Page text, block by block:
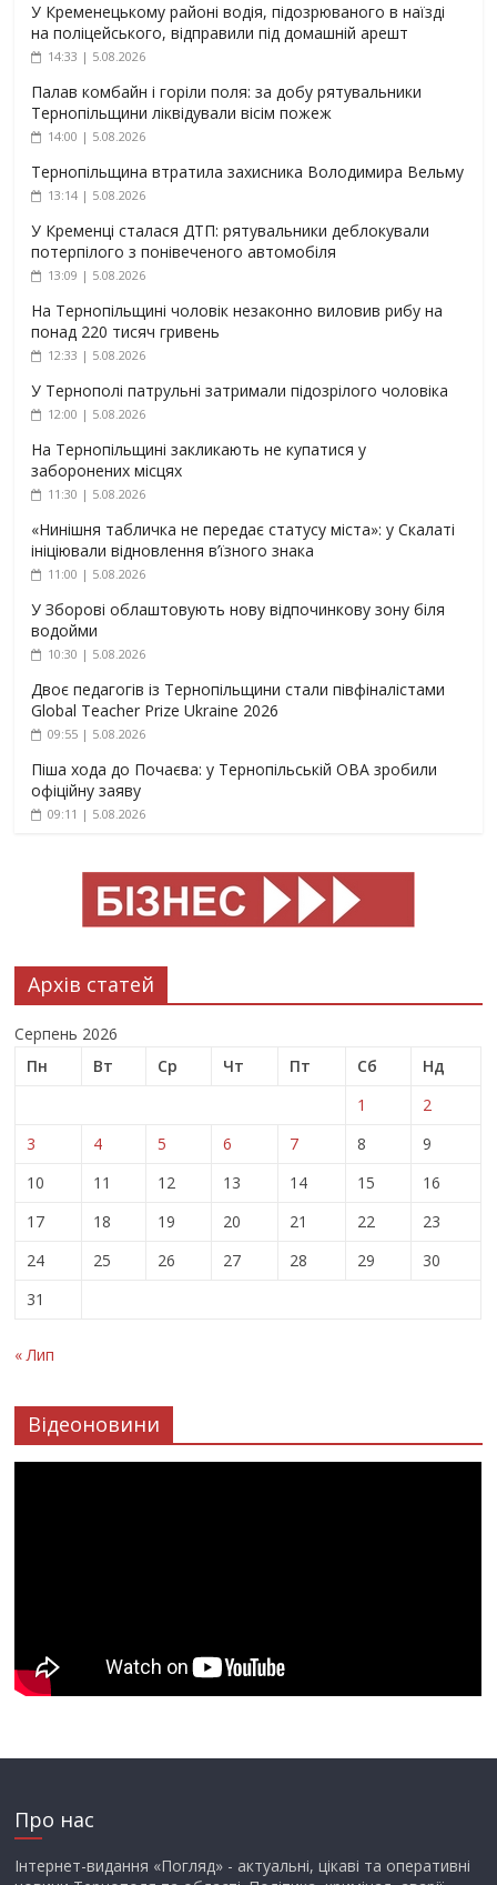
У Кременецькому районі водія, підозрюваного в наїзді
на поліцейського, відправили під домашній арешт
14:33 | 5.08.2026
Палав комбайн і горіли поля: за добу рятувальники
Тернопільщини ліквідували вісім пожеж
14:00 | 5.08.2026
Тернопільщина втратила захисника Володимира Вельму
13:14 | 5.08.2026
У Кременці сталася ДТП: рятувальники деблокували
потерпілого з понівеченого автомобіля
13:09 | 5.08.2026
На Тернопільщині чоловік незаконно виловив рибу на
понад 220 тисяч гривень
12:33 | 5.08.2026
У Тернополі патрульні затримали підозрілого чоловіка
12:00 | 5.08.2026
На Тернопільщині закликають не купатися у
заборонених місцях
11:30 | 5.08.2026
«Нинішня табличка не передає статусу міста»: у Скалаті
ініціювали відновлення в’їзного знака
11:00 | 5.08.2026
У Зборові облаштовують нову відпочинкову зону біля
водойми
10:30 | 5.08.2026
Двоє педагогів із Тернопільщини стали півфіналістами
Global Teacher Prize Ukraine 2026
09:55 | 5.08.2026
Піша хода до Почаєва: у Тернопільській ОВА зробили
офіційну заяву
09:11 | 5.08.2026
Архів статей
Серпень 2026
Пн
Вт Ср Чт Пт Сб
Нд
1
2
3
4 5 6 7 8
9
10
11 12 13 14 15
16
17
18 19 20 21 22
23
24
25 26 27 28 29
30
31
« Лип
Відеоновини
Про нас
Інтернет-видання «Погляд» - актуальні, цікаві та оперативні